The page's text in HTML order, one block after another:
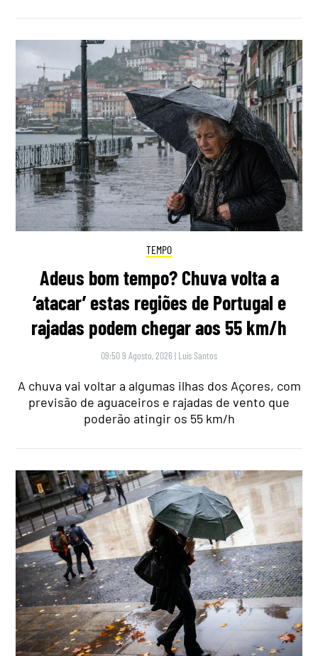
TEMPO
Adeus bom tempo? Chuva volta a
‘atacar’ estas regiões de Portugal e
rajadas podem chegar aos 55 km/h
09:50 9 Agosto, 2026 | Luís Santos
A chuva vai voltar a algumas ilhas dos Açores, com
previsão de aguaceiros e rajadas de vento que
poderão atingir os 55 km/h